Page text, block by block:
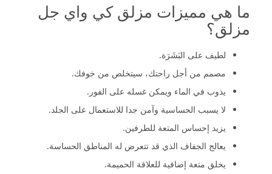
ما هي مميزات مزلق كي واي جل
مزلق؟
لطيف على البَشَرَة.
مصمم من أجل راحتك، سيتخلص من خوفك.
يذوب في الماء ويمكن غسله على الفور.
لا يسبب الحساسية وآمن جدا للاستعمال على الجلد.
يزيد إحساس المتعة للطرفين.
يعالج الجفاف الذي قد تتعرض له المناطق الحساسة.
يخلق متعة إضافية للعلاقة الحميمة.